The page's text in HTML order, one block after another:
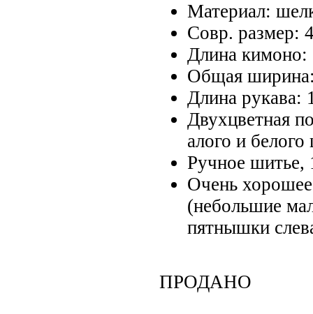
Материал:
Совр. размер:
Длина кимоно:
Общая
Длина рукава:
Двухцветная
алого и белого
Ручное шитье,
Очень
(небольшие
пятнышки
ПРОДАНО